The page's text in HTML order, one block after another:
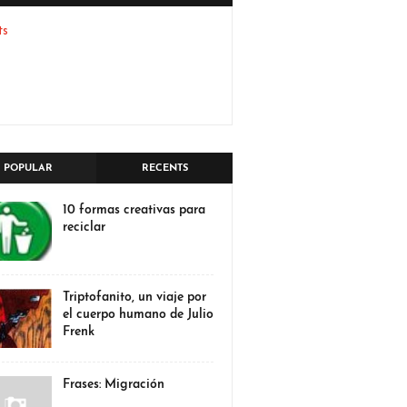
POPULAR RECENTS
10 formas creativas para
reciclar
Triptofanito, un viaje por
el cuerpo humano de Julio
Frenk
Frases: Migración